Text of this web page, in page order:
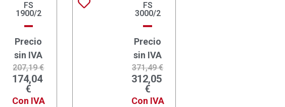
FS
1900/2
Precio
sin IVA
207,19€
174,04
€
Con IVA
FS
3000/2
Precio
sin IVA
371,49€
312,05
€
Con IVA